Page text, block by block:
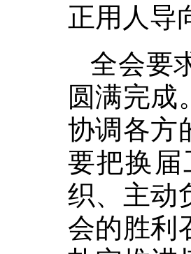
正用人导
全会要
圆满完成
协调各方
要把换
织、主动
会的胜利